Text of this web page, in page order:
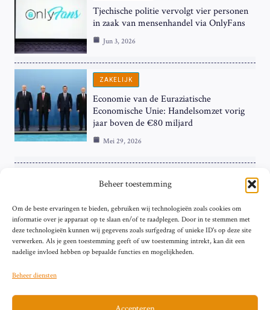
Beheer toestemming
Om de beste ervaringen te bieden, gebruiken wij technologieën zoals cookies om
informatie over je apparaat op te slaan en/of te raadplegen. Door in te stemmen met
deze technologieën kunnen wij gegevens zoals surfgedrag of unieke ID's op deze site
verwerken. Als je geen toestemming geeft of uw toestemming intrekt, kan dit een
nadelige invloed hebben op bepaalde functies en mogelijkheden.
Beheer diensten
Tjechische politie vervolgt vier personen
in zaak van mensenhandel via OnlyFans
Jun 3, 2026
ZAKELIJK
Economie van de Euraziatische
Economische Unie: Handelsomzet vorig
jaar boven de €80 miljard
Mei 29, 2026
ZAKELIJK
Hardnekkige Inflatie bij de ‘Grote Vier’
van de Eurozone
Mei 29, 2026